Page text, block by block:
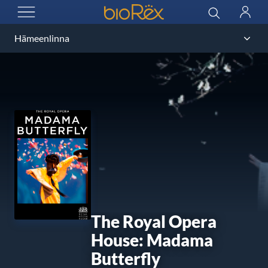
AVAA VALIKKO
BioRex Cinemas Haku
The Royal Opera
House: Madama
Butterfly